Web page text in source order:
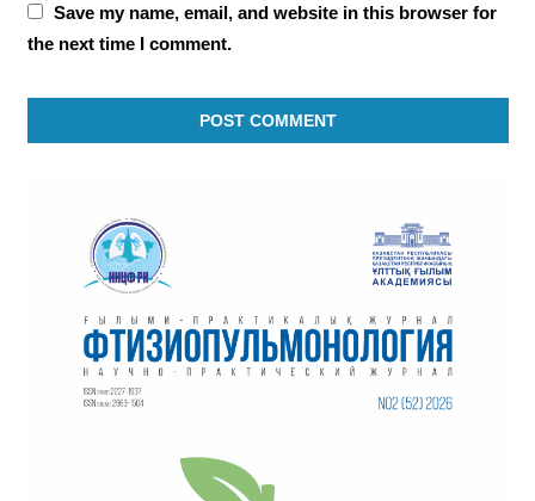
Save my name, email, and website in this browser for
the next time I comment.